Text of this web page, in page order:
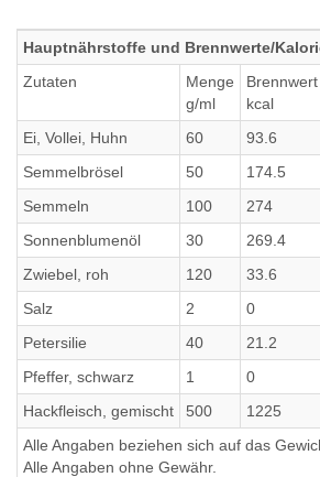
Hauptnährstoffe und Brennwerte/
Zutaten
Menge
g/ml
Brennwert
kcal
Ei, Vollei, Huhn
60 93.6
Semmelbrösel
50 174.5
Semmeln
100 274
Sonnenblumenöl
30 269.4
Zwiebel, roh
120 33.6
Salz
2 0
Petersilie
40 21.2
Pfeffer, schwarz
1 0
Hackfleisch, gemischt
500 1225
Alle Angaben beziehen sich auf das
Alle Angaben ohne Gewähr.